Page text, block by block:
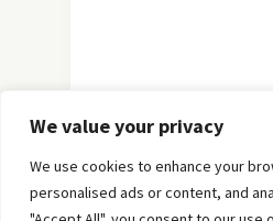
We value your privacy
We use cookies to enhance your
personalised ads or content, and